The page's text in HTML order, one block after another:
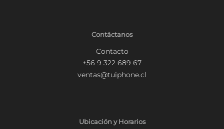
Contáctanos
Contacto
+56 9 322 689 67
ventas@tuiphone.cl
Ubicación y Horarios